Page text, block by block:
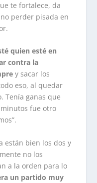
te fortalece, da
perder pisada en
quien esté en
contra la
y sacar los
eso, al quedar
Tenía ganas que
fue otro
están bien los dos y
no los
a la orden para lo
un partido muy